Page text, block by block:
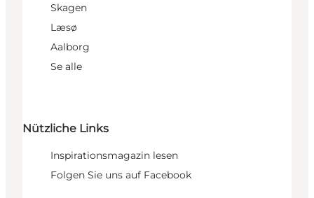
Skagen
Læsø
Aalborg
Se alle
Nützliche Links
Inspirationsmagazin lesen
Folgen Sie uns auf Facebook